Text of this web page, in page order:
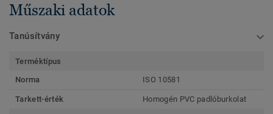
Műszaki adatok
Tanúsítvány
Terméktípus
Norma
ISO 10581
Tarkett-érték Homogén PVC padlóburkolat